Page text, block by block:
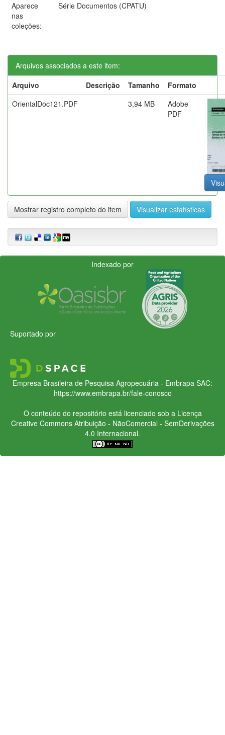
Aparece
nas
coleções:
Série Documentos (CPATU)
Arquivos associados a este item:
Arquivo
Descrição Tamanho
Formato
OrientalDoc121.PDF
3,94 MB
Adobe
PDF
Mostrar registro completo do item Visualizar estatísticas
Indexado por
Suportado por
Empresa Brasileira de Pesquisa Agropecuária - Embrapa SAC:
https://www.embrapa.br/fale-conosco
O conteúdo do repositório está licenciado sob a Licença
Creative CommonsAtribuição - NãoComercial - SemDerivações
4.0 Internacional.